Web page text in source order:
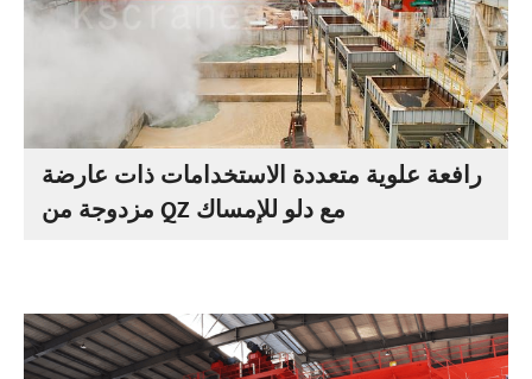
رافعة علوية متعددة الاستخدامات ذات عارضة
مزدوجة من QZ مع دلو للإمساك